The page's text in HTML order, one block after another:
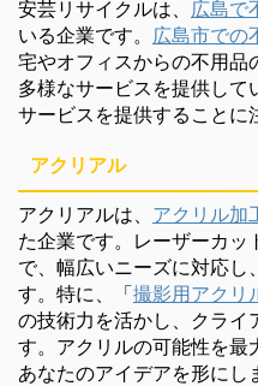
安芸リサイクルは、 広島で
いる企業です。 広島市での
宅やオフィスからの不用品
多様なサービスを提供して
サービスを提供することに
アクリアル
アクリアルは、 アクリル加
た企業です。レーザーカッ
で、幅広いニーズに対応し
す。特に、「撮影用アクリ
の技術力を活かし、クライ
す。アクリルの可能性を最
あなたのアイデアを形にし